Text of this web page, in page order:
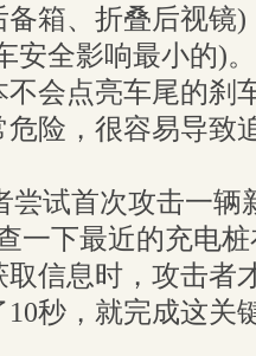
箱、折叠后视镜
全影响最小的)
会点亮车尾的刹
险，很容易导致
尝试首次攻击一辆
一下最近的充电
取信息时，攻击
秒，就完成这关